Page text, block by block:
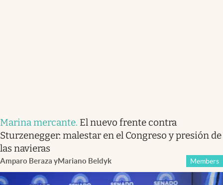
Marina mercante. El nuevo frente contra
Sturzenegger: malestar en el Congreso y presión de
las navieras
Amparo Beraza yMariano Beldyk Members